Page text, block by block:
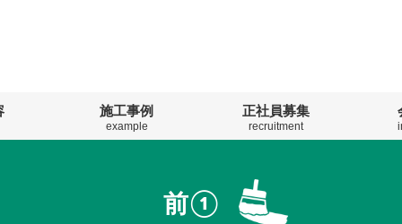
施工事例
example
正社員募集
recruitment
前①